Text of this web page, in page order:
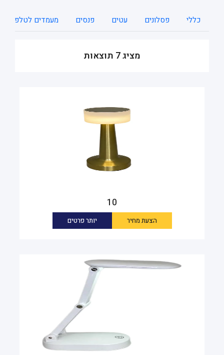
כללי פסלונים עטים פנסים מעמדים לטלפונים
מציג 7 תוצאות
10
הצעת מחיר יותר פרטים